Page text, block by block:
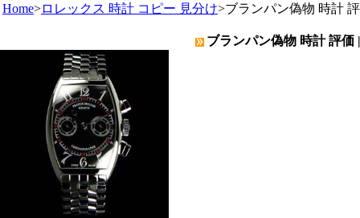
Home>ロレックス 時計 コピー 見分け>ブランパン偽物 時計
ブランパン偽物 時計 評価